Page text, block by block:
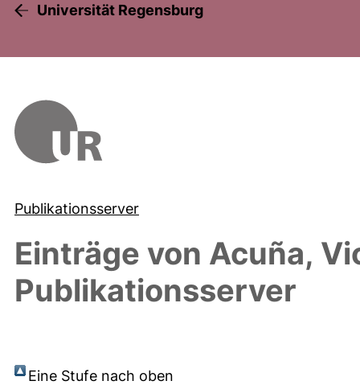
Universität Regensburg
Publikationsserver
Einträge von Acuña,
Publikationsserver
Eine Stufe nach oben